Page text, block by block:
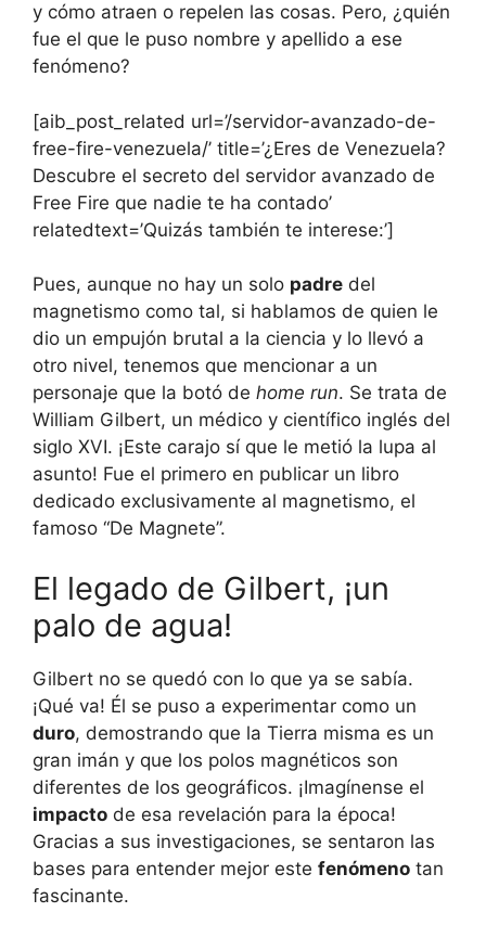
y cómo atraen o repelen las cosas. Pero, ¿quién
fue el que le puso nombre y apellido a ese
fenómeno?
[aib_post_related url=’/servidor-avanzado-de-
free-fire-venezuela/’ title=’¿Eres de Venezuela?
Descubre el secreto del servidor avanzado de
Free Fire que nadie te ha contado’
relatedtext=’Quizás también te interese:’]
Pues, aunque no hay un solo padre del
magnetismo como tal, si hablamos de quien le
dio un empujón brutal a la ciencia y lo llevó a
otro nivel, tenemos que mencionar a un
personaje que la botó de home run. Se trata de
William Gilbert, un médico y científico inglés del
siglo XVI. ¡Este carajo sí que le metió la lupa al
asunto! Fue el primero en publicar un libro
dedicado exclusivamente al magnetismo, el
famoso “De Magnete”.
El legado de Gilbert, ¡un
palo de agua!
Gilbert no se quedó con lo que ya se sabía.
¡Qué va! Él se puso a experimentar como un
duro, demostrando que la Tierra misma es un
gran imán y que los polos magnéticos son
diferentes de los geográficos. ¡Imagínense el
impacto de esa revelación para la época!
Gracias a sus investigaciones, se sentaron las
bases para entender mejor este fenómeno tan
fascinante.